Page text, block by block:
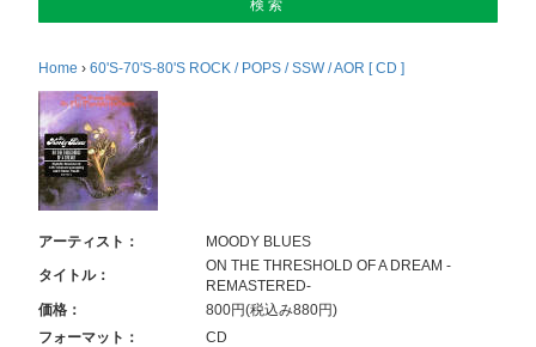
Home ›60'S-70'S-80'S ROCK / POPS / SSW / AOR [ CD ]
アーティスト：
MOODY BLUES
タイトル：
ON THE THRESHOLD OF A DREAM -
REMASTERED-
価格：
800円(税込み880円)
フォーマット：
CD